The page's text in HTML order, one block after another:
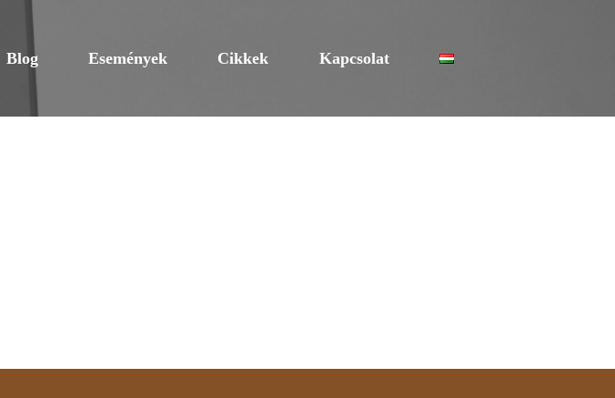
Blog Események Cikkek Kapcsolat